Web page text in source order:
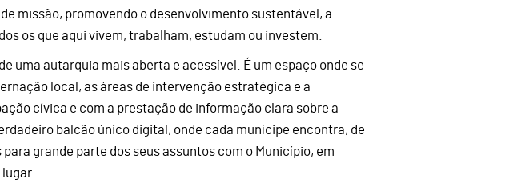
missão, promovendo o desenvolvimento sustentável, a
os que aqui vivem, trabalham, estudam ou investem.
uma autarquia mais aberta e acessível. É um espaço onde se
local, as áreas de intervenção estratégica e a
cívica e com a prestação de informação clara sobre a
balcão único digital, onde cada munícipe encontra, de
grande parte dos seus assuntos com o Município, em